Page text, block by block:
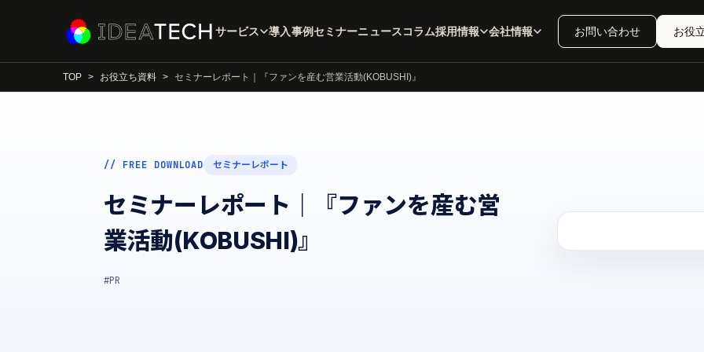
サービス 導入事例セミナーニュースコラム採用情報 会社情報 お問い合わせ お役
TOP お役立ち資料 セミナーレポート｜『ファンを産む営業活動(KOBUSHI)』
// FREE DOWNLOAD セミナーレポート
セミナーレポート｜『ファンを産む営
業活動(KOBUSHI)』
#PR